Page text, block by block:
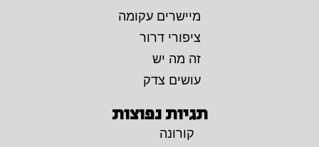
מיישרים עקומה
ציפורי דרור
זה מה יש
עושים צדק
תגיות נפוצות
קורונה